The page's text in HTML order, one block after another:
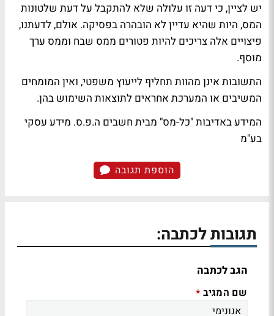
יש לציין, כי דעה זו עלולה שלא להתקבל על דעת שלטונות
המס, היות שהיא עדיין לא הובהרה בפסיקה. אולם, לדעתנו,
פיצויים אלה צריכים להיות פטורים ממס שבח וממס ערך
מוסף.
התשובות אינן מהוות תחליף לייעוץ משפטי, ואין המומחים
המשיבים או המערכת אחראים לתוצאות השימוש בהן.
המידע באדיבות "כל-מס" מבית חשבים ה.פ.ס. מידע עסקי
בע"מ
הוספת תגובה
תגובות לכתבה:
הגב לכתבה
שם המגיב *